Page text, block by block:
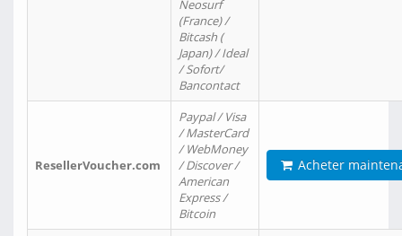
Neosurf
(France) /
Bitcash (
Japan) / Ideal
/ Sofort/
Bancontact
ResellerVoucher.com
Paypal / Visa
/ MasterCard
/ WebMoney
/ Discover /
American
Express /
Bitcoin
Acheter